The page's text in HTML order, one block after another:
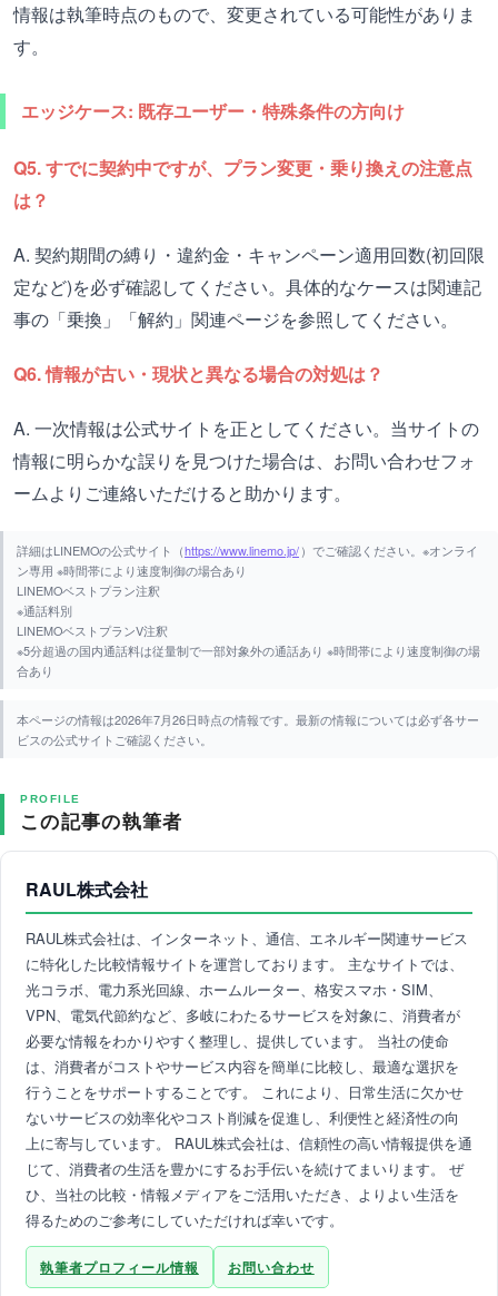
情報は執筆時点のもので、変更されている可能性がありま
す。
エッジケース: 既存ユーザー・特殊条件の方向け
Q5. すでに契約中ですが、プラン変更・乗り換えの注意点
は？
A. 契約期間の縛り・違約金・キャンペーン適用回数(初回限
定など)を必ず確認してください。具体的なケースは関連記
事の「乗換」「解約」関連ページを参照してください。
Q6. 情報が古い・現状と異なる場合の対処は？
A. 一次情報は公式サイトを正としてください。当サイトの
情報に明らかな誤りを見つけた場合は、お問い合わせフォ
ームよりご連絡いただけると助かります。
詳細はLINEMOの公式サイト（https://www.linemo.jp/）でご確認ください。※オンライ
ン専用 ※時間帯により速度制御の場合あり
LINEMOベストプラン注釈
※通話料別
LINEMOベストプランV注釈
※5分超過の国内通話料は従量制で一部対象外の通話あり ※時間帯により速度制御の場
合あり
本ページの情報は2026年7月26日時点の情報です。最新の情報については必ず各サー
ビスの公式サイトご確認ください。
PROFILE
この記事の執筆者
RAUL株式会社
RAUL株式会社は、インターネット、通信、エネルギー関連サービス
に特化した比較情報サイトを運営しております。 主なサイトでは、
光コラボ、電力系光回線、ホームルーター、格安スマホ・SIM、
VPN、電気代節約など、多岐にわたるサービスを対象に、消費者が
必要な情報をわかりやすく整理し、提供しています。 当社の使命
は、消費者がコストやサービス内容を簡単に比較し、最適な選択を
行うことをサポートすることです。 これにより、日常生活に欠かせ
ないサービスの効率化やコスト削減を促進し、利便性と経済性の向
上に寄与しています。 RAUL株式会社は、信頼性の高い情報提供を通
じて、消費者の生活を豊かにするお手伝いを続けてまいります。 ぜ
ひ、当社の比較・情報メディアをご活用いただき、よりよい生活を
得るためのご参考にしていただければ幸いです。
執筆者プロフィール情報 お問い合わせ